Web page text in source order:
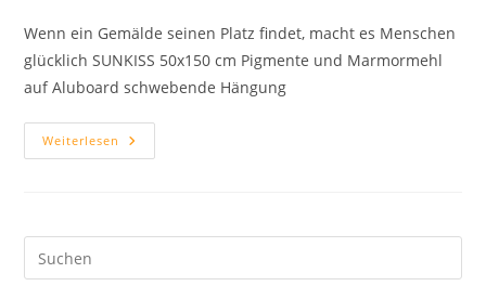
Wenn ein Gemälde seinen Platz findet, macht es Menschen
glücklich SUNKISS 50x150 cm Pigmente und Marmormehl
auf Aluboard schwebende Hängung
Weiterlesen Kunst
|